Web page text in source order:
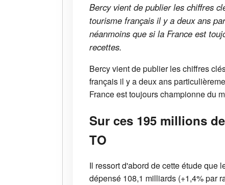
Bercy vient de publier les chiffres
tourisme français il y a deux ans
néanmoins que si la France est
recettes.
Bercy vient de publier les chiffres
français il y a deux ans
France est toujours championne du
Sur ces 195 millions
TO
Il ressort d'abord de cette étude que
dépensé 108,1 milliards (+1,4% par